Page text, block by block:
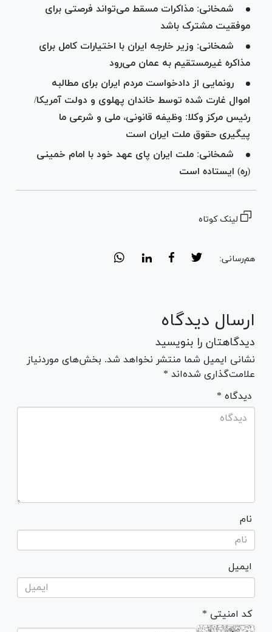
شمخانی: مذاکرات مسقط می‌تواند فرصتی برای
موفقیت مشترک باشد
شمخانی: وزیر خارجه ایران با اختیارات کامل برای
مذاکره غیرمستقیم به عمان می‌رود
رونمایی از دادخواست مردم ایران برای مطالبه
اموال غارت شده توسط خاندان پهلوی و دولت آمریکا/
رئیس مرکز وکلا: وظیفه قانونی، ملی و شرعی ما
پیگیری حقوق ملت ایران است
شمخانی: ملت ایران پای عهد خود با امام خمینی
(ره) ایستاده است
لینک کوتاه
هم‌رسانی:
ارسال دیدگاه
دیدگاهتان را بنویسید
نشانی ایمیل شما منتشر نخواهد شد. بخش‌های موردنیاز
علامت‌گذاری شده‌اند *
* دیدگاه
نام
ایمیل
* کد امنیتی